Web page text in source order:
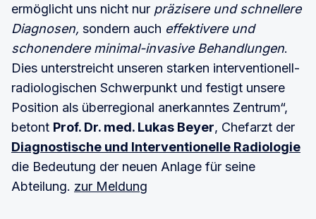
ermöglicht uns nicht nur präzisere und schnellere
Diagnosen, sondern auch effektivere und
schonendere minimal-invasive Behandlungen.
Dies unterstreicht unseren starken interventionell-
radiologischen Schwerpunkt und festigt unsere
Position als überregional anerkanntes Zentrum“,
betont Prof. Dr. med. Lukas Beyer, Chefarzt der
Diagnostische und Interventionelle Radiologie
die Bedeutung der neuen Anlage für seine
Abteilung. zur Meldung